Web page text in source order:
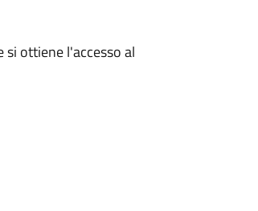
ottiene l'accesso al